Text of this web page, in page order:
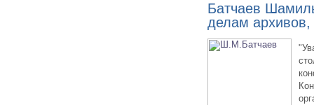
Батчаев
делам архивов,